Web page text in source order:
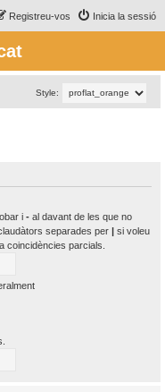
Inicia la sessió
Registreu-vos
Style:
i - al davant de les que no
separades per | si voleu
coincidències parcials.